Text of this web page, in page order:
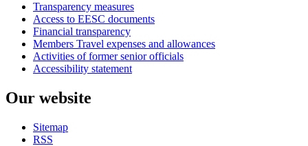
Transparency measures
Access to EESC documents
Financial transparency
Members Travel expenses and allowances
Activities of former senior officials
Accessibility statement
Our website
Sitemap
RSS